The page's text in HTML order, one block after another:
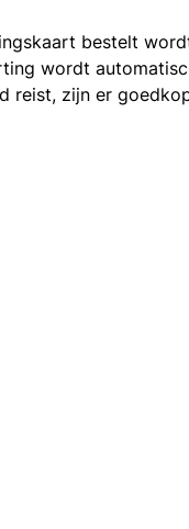
bestelt
wordt
reist, zijn er